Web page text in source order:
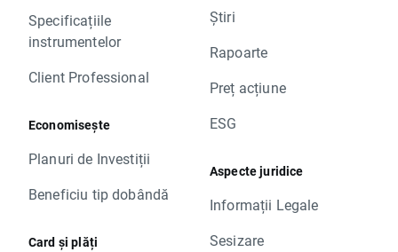
Specificațiile
instrumentelor
Client Professional
Economisește
Planuri de Investiții
Beneficiu tip dobândă
Card și plăți
Știri
Rapoarte
Preț acțiune
ESG
Aspecte juridice
Informații Legale
Sesizare